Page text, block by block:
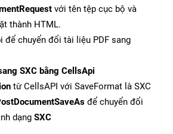
với tên tệp cục bộ và
thành HTML.
để chuyển đổi tài liệu PDF sang
SXC bằng CellsApi
từ CellsAPI với SaveFormat là SXC
để chuyển đổi
dạng SXC